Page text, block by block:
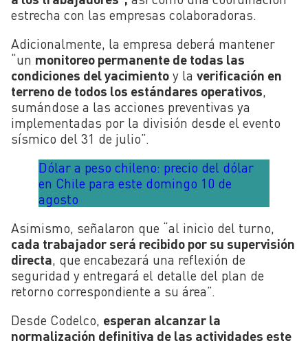
estrecha con las empresas colaboradoras.
Adicionalmente, la empresa deberá mantener
“un monitoreo permanente de todas las
condiciones del yacimiento y la verificación en
terreno de todos los estándares operativos,
sumándose a las acciones preventivas ya
implementadas por la división desde el evento
sísmico del 31 de julio”.
Dólar a peso chileno: precio del dólar
en Chile para este domingo 10 de
agosto
Asimismo, señalaron que “al inicio del turno,
cada trabajador será recibido por su supervisión
directa, que encabezará una reflexión de
seguridad y entregará el detalle del plan de
retorno correspondiente a su área”.
Desde Codelco, esperan alcanzar la
normalización definitiva de las actividades este